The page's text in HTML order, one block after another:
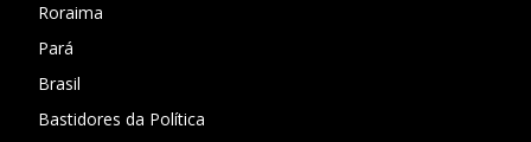
Roraima
Pará
Brasil
Bastidores da Política